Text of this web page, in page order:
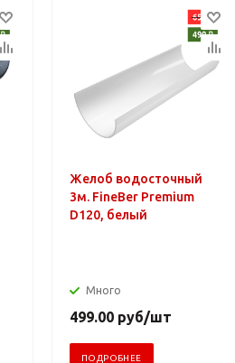
Желоб водосточный
3м. FineBer Premium
D120, белый
Много
499.00 руб/шт
ПОДРОБНЕЕ